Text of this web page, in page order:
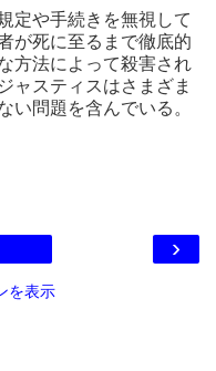
定や手続きを無視して
が死に至るまで徹底的
方法によって殺害され
ャスティスはさまざま
い問題を含んでいる。
›
を表示